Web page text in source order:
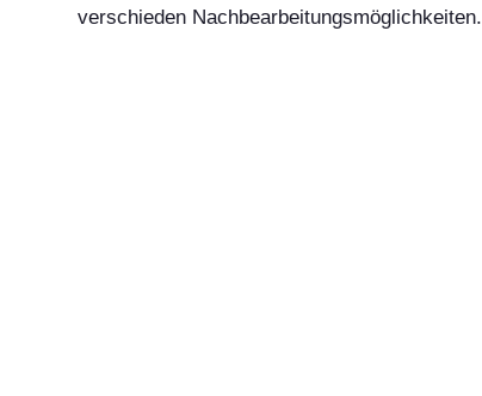
verschieden Nachbearbeitungsmöglichkeiten.